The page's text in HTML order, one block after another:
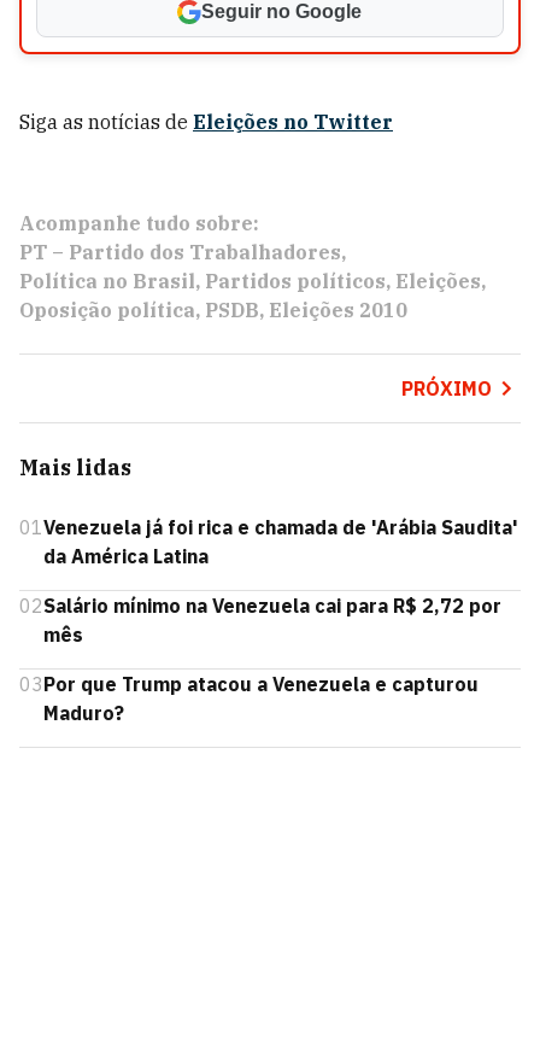
Seguir no Google
Siga as notícias de Eleições no Twitter
Acompanhe tudo sobre:
PT – Partido dos Trabalhadores
Política no Brasil Partidos políticos Eleições
Oposição política PSDB Eleições 2010
PRÓXIMO
Mais lidas
01Venezuela já foi rica e chamada de 'Arábia Saudita'
da América Latina
02Salário mínimo na Venezuela cai para R$ 2,72 por
mês
03Por que Trump atacou a Venezuela e capturou
Maduro?